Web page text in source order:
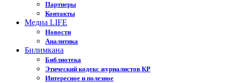
Партнеры
Контакты
Медиа LIFE
Новости
Аналитика
Билимкана
Библиотека
Этический кодекс журналистов КР
Интересное и полезное